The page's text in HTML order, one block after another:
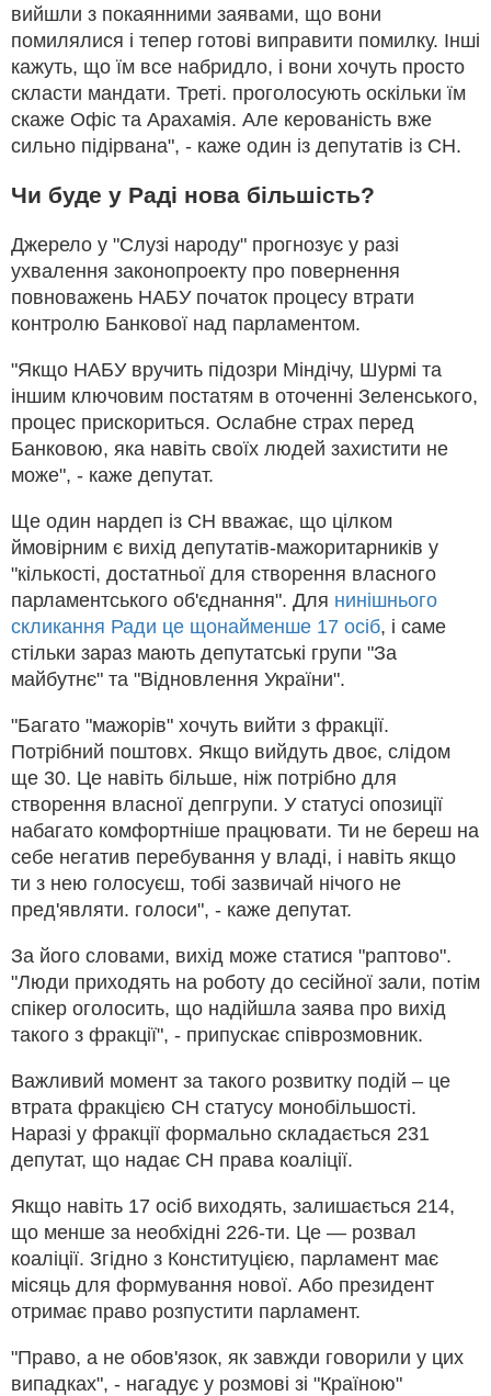
вийшли з покаянними заявами, що вони
помилялися і тепер готові виправити помилку. Інші
кажуть, що їм все набридло, і вони хочуть просто
скласти мандати. Треті. проголосують оскільки їм
скаже Офіс та Арахамія. Але керованість вже
сильно підірвана", - каже один із депутатів із СН.
Чи буде у Раді нова більшість?
Джерело у "Слузі народу" прогнозує у разі
ухвалення законопроекту про повернення
повноважень НАБУ початок процесу втрати
контролю Банкової над парламентом.
"Якщо НАБУ вручить підозри Міндічу, Шурмі та
іншим ключовим постатям в оточенні Зеленського,
процес прискориться. Ослабне страх перед
Банковою, яка навіть своїх людей захистити не
може", - каже депутат.
Ще один нардеп із СН вважає, що цілком
ймовірним є вихід депутатів-мажоритарників у
"кількості, достатньої для створення власного
парламентського об'єднання". Для нинішнього
скликання Ради це щонайменше 17 осіб, і саме
стільки зараз мають депутатські групи "За
майбутнє" та "Відновлення України".
"Багато "мажорів" хочуть вийти з фракції.
Потрібний поштовх. Якщо вийдуть двоє, слідом
ще 30. Це навіть більше, ніж потрібно для
створення власної депгрупи. У статусі опозиції
набагато комфортніше працювати. Ти не береш на
себе негатив перебування у владі, і навіть якщо
ти з нею голосуєш, тобі зазвичай нічого не
пред'являти. голоси", - каже депутат.
За його словами, вихід може статися "раптово".
"Люди приходять на роботу до сесійної зали, потім
спікер оголосить, що надійшла заява про вихід
такого з фракції", - припускає співрозмовник.
Важливий момент за такого розвитку подій – це
втрата фракцією СН статусу монобільшості.
Наразі у фракції формально складається 231
депутат, що надає СН права коаліції.
Якщо навіть 17 осіб виходять, залишається 214,
що менше за необхідні 226-ти. Це — розвал
коаліції. Згідно з Конституцією, парламент має
місяць для формування нової. Або президент
отримає право розпустити парламент.
"Право, а не обов'язок, як завжди говорили у цих
випадках", - нагадує у розмові зі "Країною"